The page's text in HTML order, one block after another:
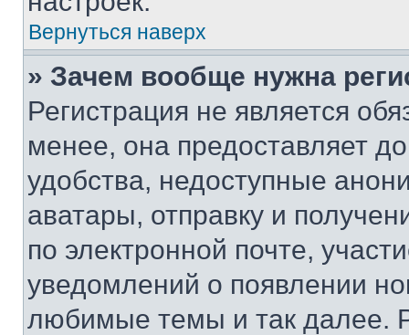
Вернуться наверх
» Зачем вообще нужна
Регистрация не является
менее, она предоставляет
удобства, недоступные
аватары, отправку и
по электронной почте,
уведомлений о появлении
любимые темы и так далее.